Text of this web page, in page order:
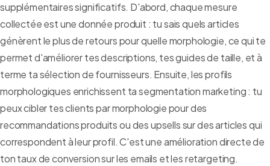
supplémentaires significatifs. D'abord, chaque mesure
collectée est une donnée produit : tu sais quels articles
génèrent le plus de retours pour quelle morphologie, ce qui te
permet d'améliorer tes descriptions, tes guides de taille, et à
terme ta sélection de fournisseurs. Ensuite, les profils
morphologiques enrichissent ta segmentation marketing : tu
peux cibler tes clients par morphologie pour des
recommandations produits ou des upsells sur des articles qui
correspondent à leur profil. C'est une amélioration directe de
ton taux de conversion sur les emails et les retargeting.